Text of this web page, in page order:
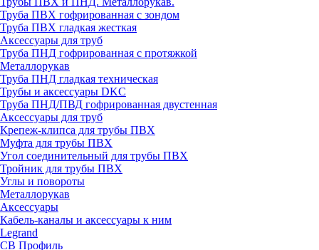
Труба ПВХ гофрированная с зондом
Труба ПВХ гладкая жесткая
Аксессуары для труб
Труба ПНД гофрированная с протяжкой
Металлорукав
Труба ПНД гладкая техническая
Трубы и аксессуары DKC
Труба ПНД/ПВД гофрированная двустенная
Аксессуары для труб
Крепеж-клипса для трубы ПВХ
Муфта для трубы ПВХ
Угол соединительный для трубы ПВХ
Тройник для трубы ПВХ
Углы и повороты
Металлорукав
Аксессуары
Кабель-каналы и аксессуары к ним
Legrand
СВ Профиль